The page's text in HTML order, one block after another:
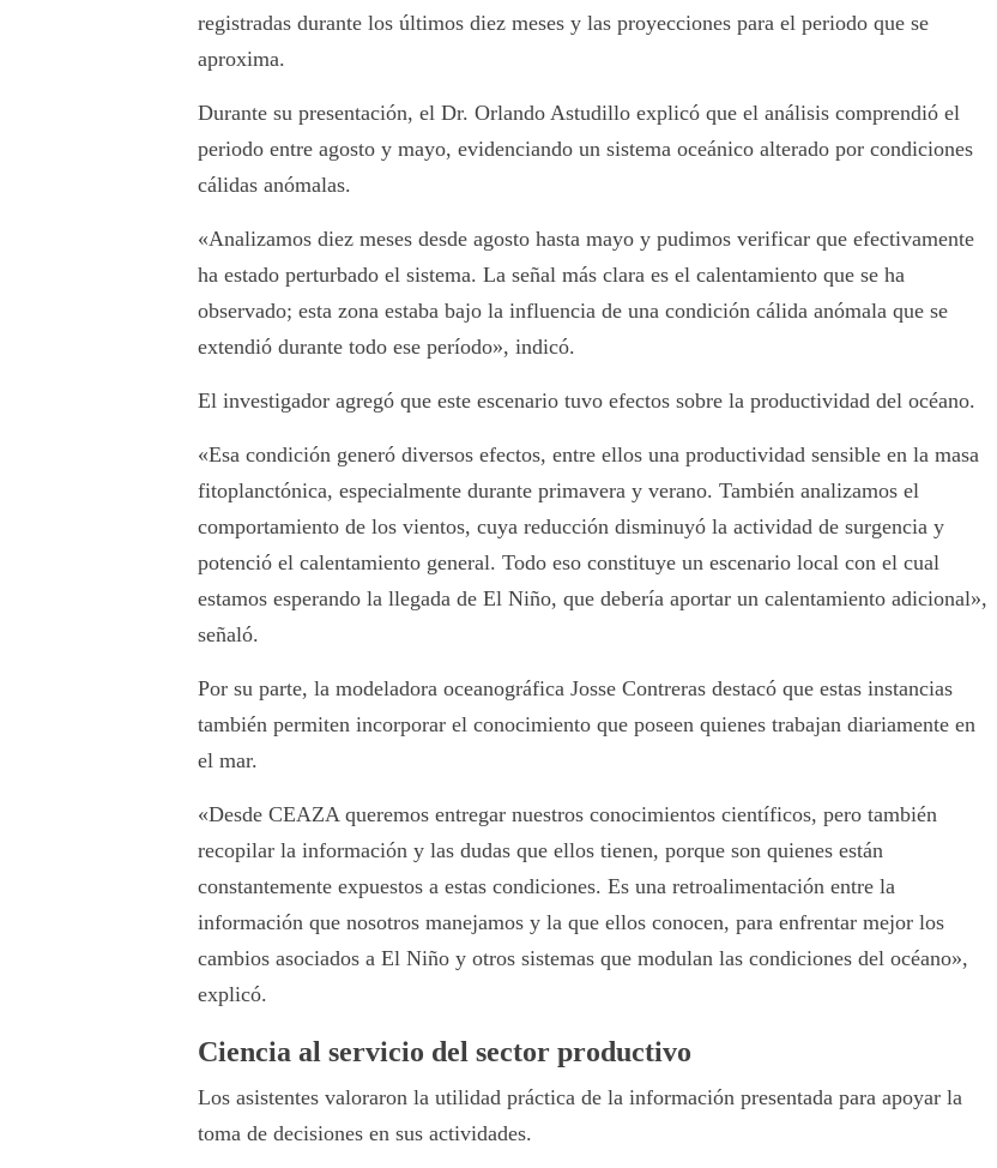
registradas durante los últimos diez meses y las proyecciones para el periodo que se
aproxima.
Durante su presentación, el Dr. Orlando Astudillo explicó que el análisis comprendió el
periodo entre agosto y mayo, evidenciando un sistema oceánico alterado por condiciones
cálidas anómalas.
«Analizamos diez meses desde agosto hasta mayo y pudimos verificar que efectivamente
ha estado perturbado el sistema. La señal más clara es el calentamiento que se ha
observado; esta zona estaba bajo la influencia de una condición cálida anómala que se
extendió durante todo ese período», indicó.
El investigador agregó que este escenario tuvo efectos sobre la productividad del océano.
«Esa condición generó diversos efectos, entre ellos una productividad sensible en la masa
fitoplanctónica, especialmente durante primavera y verano. También analizamos el
comportamiento de los vientos, cuya reducción disminuyó la actividad de surgencia y
potenció el calentamiento general. Todo eso constituye un escenario local con el cual
estamos esperando la llegada de El Niño, que debería aportar un calentamiento adicional»,
señaló.
Por su parte, la modeladora oceanográfica Josse Contreras destacó que estas instancias
también permiten incorporar el conocimiento que poseen quienes trabajan diariamente en
el mar.
«Desde CEAZA queremos entregar nuestros conocimientos científicos, pero también
recopilar la información y las dudas que ellos tienen, porque son quienes están
constantemente expuestos a estas condiciones. Es una retroalimentación entre la
información que nosotros manejamos y la que ellos conocen, para enfrentar mejor los
cambios asociados a El Niño y otros sistemas que modulan las condiciones del océano»,
explicó.
Ciencia al servicio del sector productivo
Los asistentes valoraron la utilidad práctica de la información presentada para apoyar la
toma de decisiones en sus actividades.